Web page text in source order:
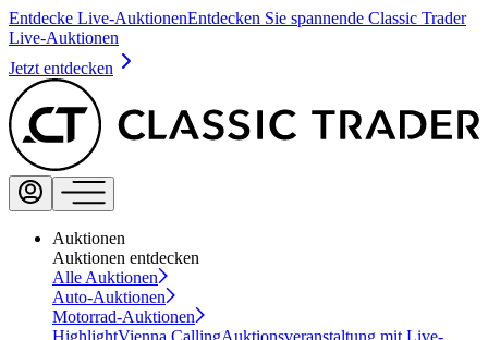
Entdecke Live-AuktionenEntdecken Sie spannende Classic Trader
Live-Auktionen
Jetzt entdecken
Auktionen
Auktionen entdecken
Alle Auktionen
Auto-Auktionen
Motorrad-Auktionen
HighlightVienna CallingAuktionsveranstaltung mit Live-